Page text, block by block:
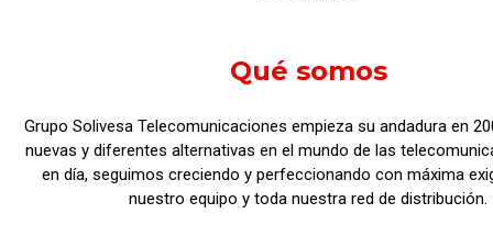
Qué somos
Grupo Solivesa Telecomunicaciones empieza su andadura en
nuevas y diferentes alternativas en el mundo de las
en día, seguimos creciendo y perfeccionando con máxima
nuestro equipo y toda nuestra red de distribución.